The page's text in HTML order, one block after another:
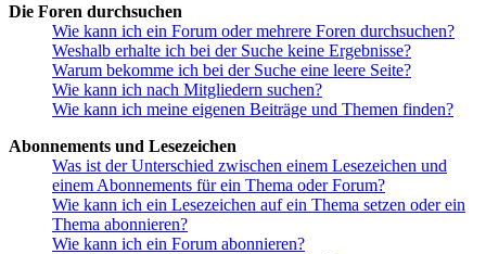
Die Foren durchsuchen
Wie kann ich ein Forum oder mehrere Foren durchsuchen?
Weshalb erhalte ich bei der Suche keine Ergebnisse?
Warum bekomme ich bei der Suche eine leere Seite?
Wie kann ich nach Mitgliedern suchen?
Wie kann ich meine eigenen Beiträge und Themen finden?
Abonnements und Lesezeichen
Was ist der Unterschied zwischen einem Lesezeichen und
einem Abonnements für ein Thema oder Forum?
Wie kann ich ein Lesezeichen auf ein Thema setzen oder ein
Thema abonnieren?
Wie kann ich ein Forum abonnieren?